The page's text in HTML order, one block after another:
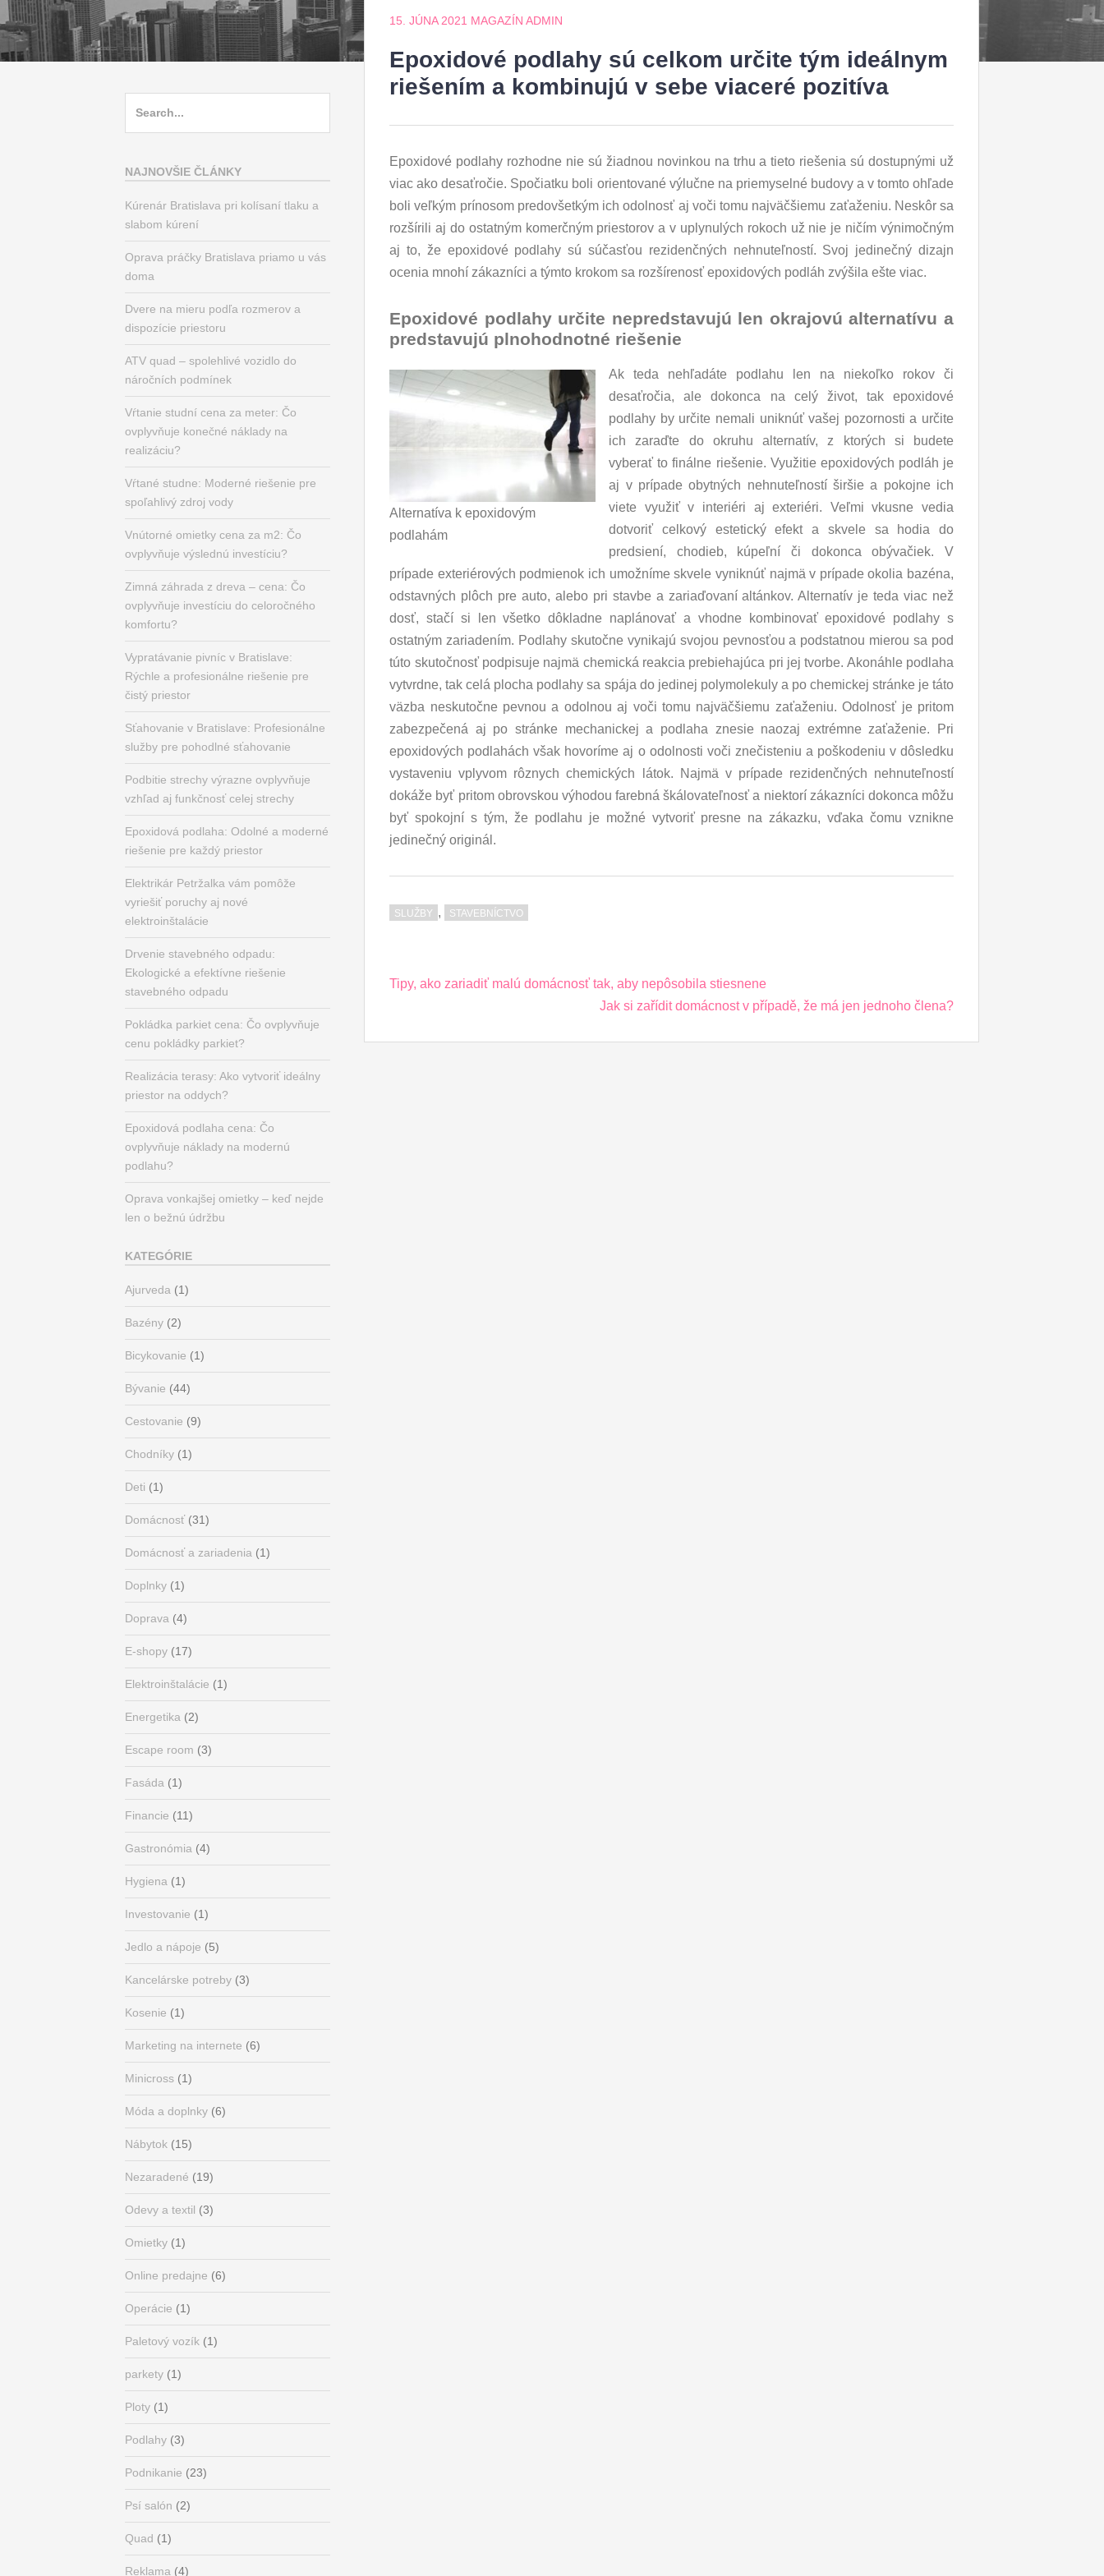
15. JÚNA 2021 MAGAZÍN ADMIN
Epoxidové podlahy sú celkom určite tým ideálnym
riešením a kombinujú v sebe viaceré pozitíva
Epoxidové podlahy rozhodne nie sú žiadnou novinkou na trhu a tieto riešenia sú dostupnými už
viac ako desaťročie. Spočiatku boli orientované výlučne na priemyselné budovy a v tomto ohľade
boli veľkým prínosom predovšetkým ich odolnosť aj voči tomu najväčšiemu zaťaženiu. Neskôr sa
rozšírili aj do ostatným komerčným priestorov a v uplynulých rokoch už nie je ničím výnimočným
aj to, že epoxidové podlahy sú súčasťou rezidenčných nehnuteľností. Svoj jedinečný dizajn
ocenia mnohí zákazníci a týmto krokom sa rozšírenosť epoxidových podláh zvýšila ešte viac.
Epoxidové podlahy určite nepredstavujú len okrajovú alternatívu a
predstavujú plnohodnotné riešenie
Alternatíva k epoxidovým
podlahám
Ak teda nehľadáte podlahu len na niekoľko rokov či
desaťročia, ale dokonca na celý život, tak epoxidové
podlahy by určite nemali uniknúť vašej pozornosti a určite
ich zaraďte do okruhu alternatív, z ktorých si budete
vyberať to finálne riešenie. Využitie epoxidových podláh je
aj v prípade obytných nehnuteľností širšie a pokojne ich
viete využiť v interiéri aj exteriéri. Veľmi vkusne vedia
dotvoriť celkový estetický efekt a skvele sa hodia do
predsiení, chodieb, kúpeľní či dokonca obývačiek. V
prípade exteriérových podmienok ich umožníme skvele vyniknúť najmä v prípade okolia bazéna,
odstavných plôch pre auto, alebo pri stavbe a zariaďovaní altánkov. Alternatív je teda viac než
dosť, stačí si len všetko dôkladne naplánovať a vhodne kombinovať epoxidové podlahy s
ostatným zariadením. Podlahy skutočne vynikajú svojou pevnosťou a podstatnou mierou sa pod
túto skutočnosť podpisuje najmä chemická reakcia prebiehajúca pri jej tvorbe. Akonáhle podlaha
vytvrdne, tak celá plocha podlahy sa spája do jedinej polymolekuly a po chemickej stránke je táto
väzba neskutočne pevnou a odolnou aj voči tomu najväčšiemu zaťaženiu. Odolnosť je pritom
zabezpečená aj po stránke mechanickej a podlaha znesie naozaj extrémne zaťaženie. Pri
epoxidových podlahách však hovoríme aj o odolnosti voči znečisteniu a poškodeniu v dôsledku
vystaveniu vplyvom rôznych chemických látok. Najmä v prípade rezidenčných nehnuteľností
dokáže byť pritom obrovskou výhodou farebná škálovateľnosť a niektorí zákazníci dokonca môžu
byť spokojní s tým, že podlahu je možné vytvoriť presne na zákazku, vďaka čomu vznikne
jedinečný originál.
SLUŽBY , STAVEBNÍCTVO
Post
Tipy, ako zariadiť malú domácnosť tak, aby nepôsobila stiesnene
Jak si zařídit domácnost v případě, že má jen jednoho člena?
NAJNOVŠIE ČLÁNKY
Kúrenár Bratislava pri kolísaní tlaku a
slabom kúrení
Oprava práčky Bratislava priamo u vás
doma
Dvere na mieru podľa rozmerov a
dispozície priestoru
ATV quad – spolehlivé vozidlo do
náročních podmínek
Vŕtanie studní cena za meter: Čo
ovplyvňuje konečné náklady na
realizáciu?
Vŕtané studne: Moderné riešenie pre
spoľahlivý zdroj vody
Vnútorné omietky cena za m2: Čo
ovplyvňuje výslednú investíciu?
Zimná záhrada z dreva – cena: Čo
ovplyvňuje investíciu do celoročného
komfortu?
Vypratávanie pivníc v Bratislave:
Rýchle a profesionálne riešenie pre
čistý priestor
Sťahovanie v Bratislave: Profesionálne
služby pre pohodlné sťahovanie
Podbitie strechy výrazne ovplyvňuje
vzhľad aj funkčnosť celej strechy
Epoxidová podlaha: Odolné a moderné
riešenie pre každý priestor
Elektrikár Petržalka vám pomôže
vyriešiť poruchy aj nové
elektroinštalácie
Drvenie stavebného odpadu:
Ekologické a efektívne riešenie
stavebného odpadu
Pokládka parkiet cena: Čo ovplyvňuje
cenu pokládky parkiet?
Realizácia terasy: Ako vytvoriť ideálny
priestor na oddych?
Epoxidová podlaha cena: Čo
ovplyvňuje náklady na modernú
podlahu?
Oprava vonkajšej omietky – keď nejde
len o bežnú údržbu
KATEGÓRIE
Ajurveda (1)
Bazény (2)
Bicykovanie (1)
Bývanie (44)
Cestovanie (9)
Chodníky (1)
Deti (1)
Domácnosť(31)
Domácnosť a zariadenia (1)
Doplnky (1)
Doprava (4)
E-shopy (17)
Elektroinštalácie (1)
Energetika (2)
Escape room (3)
Fasáda (1)
Financie (11)
Gastronómia (4)
Hygiena (1)
Investovanie (1)
Jedlo a nápoje (5)
Kancelárske potreby (3)
Kosenie (1)
Marketing na internete (6)
Minicross (1)
Móda a doplnky (6)
Nábytok (15)
Nezaradené (19)
Odevy a textil (3)
Omietky (1)
Online predajne (6)
Operácie (1)
Paletový vozík (1)
parkety (1)
Ploty (1)
Podlahy (3)
Podnikanie (23)
Psí salón (2)
Quad (1)
Reklama (4)